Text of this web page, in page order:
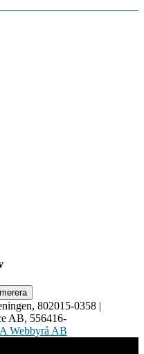
802015-0358 |
AB, 556416-
Webbyrå AB